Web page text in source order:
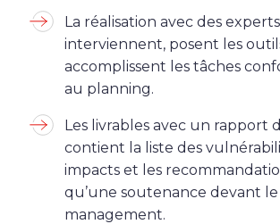
La réalisation avec des
interviennent, posent les
accomplissent les tâches
au planning.
Les livrables avec un rapport
contient la liste des
impacts et les
qu’une soutenance devant le
management.